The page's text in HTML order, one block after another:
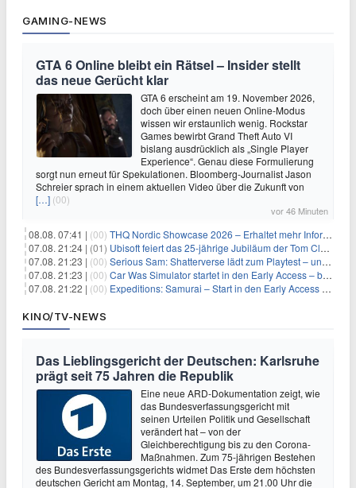
GAMING-NEWS
GTA 6 Online bleibt ein Rätsel – Insider stellt
das neue Gerücht klar
GTA 6 erscheint am 19. November 2026,
doch über einen neuen Online-Modus
wissen wir erstaunlich wenig. Rockstar
Games bewirbt Grand Theft Auto VI
bislang ausdrücklich als „Single Player
Experience“. Genau diese Formulierung
sorgt nun erneut für Spekulationen. Bloomberg-Journalist Jason
Schreier sprach in einem aktuellen Video über die Zukunft von
[…] (00)
vor 46 Minuten
08.08. 07:41 | (00) THQ Nordic Showcase 2026 – Erhaltet mehr Informationen
07.08. 21:24 | (01) Ubisoft feiert das 25-jährige Jubiläum der Tom Clancy’s Ghost Recon-Reihe
07.08. 21:23 | (00) Serious Sam: Shatterverse lädt zum Playtest – und erscheint schon bald!
07.08. 21:23 | (00) Car Was Simulator startet in den Early Access – bald gehts los!
07.08. 21:22 | (00) Expeditions: Samurai – Start in den Early Access ab heute im feudalen Japan
KINO/TV-NEWS
Das Lieblingsgericht der Deutschen: Karlsruhe
prägt seit 75 Jahren die Republik
Eine neue ARD-Dokumentation zeigt, wie
das Bundesverfassungsgericht mit
seinen Urteilen Politik und Gesellschaft
verändert hat – von der
Gleichberechtigung bis zu den Corona-
Maßnahmen. Zum 75-jährigen Bestehen
des Bundesverfassungsgerichts widmet Das Erste dem höchsten
deutschen Gericht am Montag, 14. September, um 21.00 Uhr die